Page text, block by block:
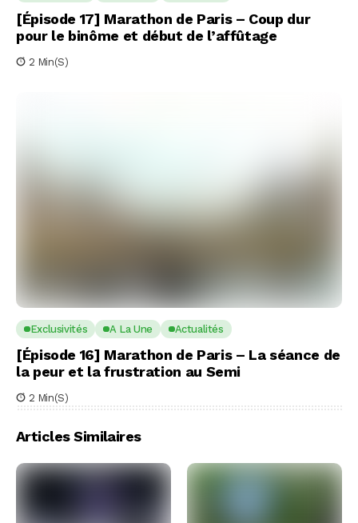
[Épisode 17] Marathon de Paris – Coup dur
pour le binôme et début de l’affûtage
2 Min(s)
Exclusivités A La Une Actualités
[Épisode 16] Marathon de Paris – La séance de
la peur et la frustration au Semi
2 Min(s)
Articles Similaires